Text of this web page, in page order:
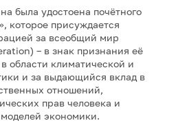
была удостоена почётного
которое присуждается
за всеобщий мир
– в знак признания её
области климатической и
и за выдающийся вклад в
отношений,
прав человека и
экономики.